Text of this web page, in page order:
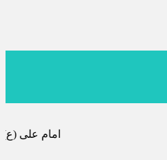
امام علی (ع) می فرماید : هر کس از خود بدگویی و انتقاد